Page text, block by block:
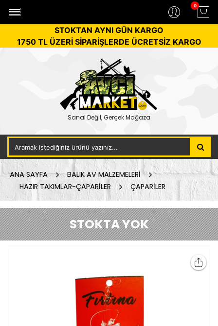
0
STOKTAN AYNI GÜN KARGO
1750 TL ÜZERİ SİPARİŞLERDE ÜCRETSİZ KARGO
Sanal Değil, Gerçek Mağaza
ANA SAYFA
BALIK AV MALZEMELERİ
HAZIR TAKIMLAR-ÇAPARİLER
ÇAPARİLER
STOKTA YOK